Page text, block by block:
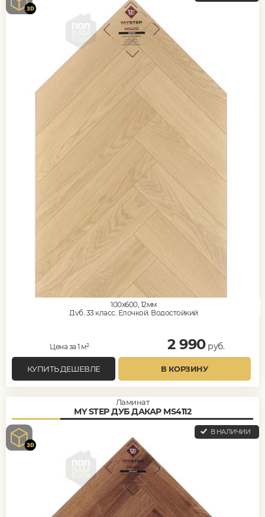
100x600, 12мм
Дуб, 33 класс, Елочкой, Водостойкий
Цена за 1 м² 2 990руб.
КУПИТЬ ДЕШЕВЛЕ В КОРЗИНУ
Ламинат
MY STEP ДУБ ДАКАР MS4112
В НАЛИЧИИ